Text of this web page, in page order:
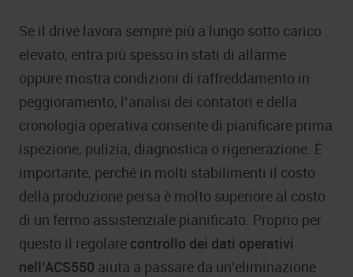
Se il drive lavora sempre più a lungo sotto carico
elevato, entra più spesso in stati di allarme
oppure mostra condizioni di raffreddamento in
peggioramento, l’analisi dei contatori e della
cronologia operativa consente di pianificare prima
ispezione, pulizia, diagnostica o rigenerazione. È
importante, perché in molti stabilimenti il costo
della produzione persa è molto superiore al costo
di un fermo assistenziale pianificato. Proprio per
questo il regolare controllo dei dati operativi
nell’ACS550 aiuta a passare da un’eliminazione